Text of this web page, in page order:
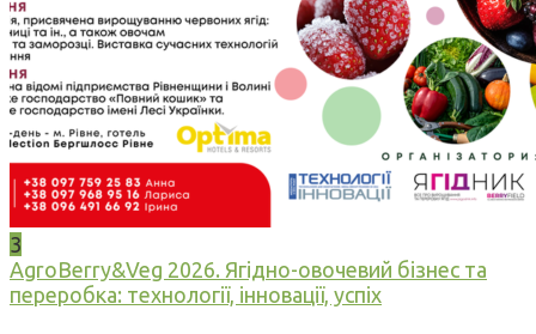
3
AgroBerry&Veg 2026. Ягідно-овочевий бізнес та
переробка: технології, інновації, успіх